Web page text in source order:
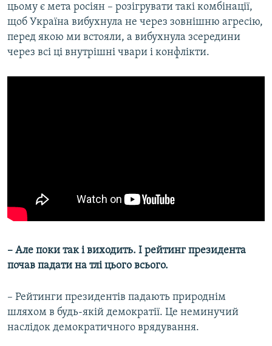
цьому є мета росіян – розігрувати такі комбінації,
щоб Україна вибухнула не через зовнішню агресію,
перед якою ми встояли, а вибухнула зсередини
через всі ці внутрішні чвари і конфлікти.
– Але поки так і виходить. І рейтинг президента
почав падати на тлі цього всього.
– Рейтинги президентів падають природнім
шляхом в будь-якій демократії. Це неминучий
наслідок демократичного врядування.